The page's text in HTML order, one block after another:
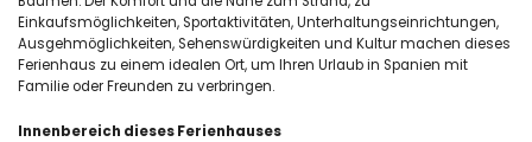
Einkaufsmöglichkeiten, Sportaktivitäten, Unterhaltungseinrichtungen,
Ausgehmöglichkeiten, Sehenswürdigkeiten und Kultur machen dieses
Ferienhaus zu einem idealen Ort, um Ihren Urlaub in Spanien mit
Familie oder Freunden zu verbringen.
Innenbereich dieses Ferienhauses